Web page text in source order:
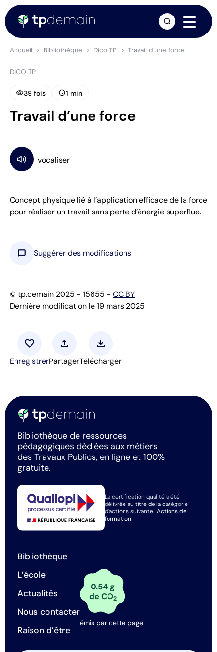
Accueil Bibliothèque Dico TP Travail d’une force
DICO TP
visibility39 fois schedule1 min
Travail d’une force
Concept physique lié à l’application efficace de la force
pour réaliser un travail sans perte d’énergie superflue.
chat_bubble Suggérer des modifications
© tp.demain 2025 - 15655 - CC BY
Dernière modification le 19 mars 2025
favorite
Enregistrer
upload
Partager
download
Télécharger
Bibliothèque de ressources
pédagogiques dédiées aux métiers
des Travaux Publics, en ligne et 100%
gratuite.
La certification qualité a été
délivrée au titre de la catégorie
d'actions suivante :Actions de
formation
Bibliothèque
L’école
Actualités
Nous contacter
Raison d’être
0.54 g
de CO2
émis par cette page
arrow_forward